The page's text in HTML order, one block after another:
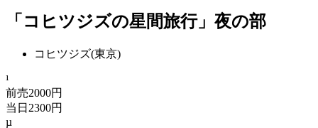
「コヒツジズの星間旅行」夜の部
コヒツジズ(東京)
前売2000円
当日2300円